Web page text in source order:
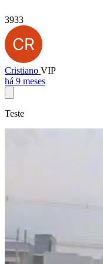
3933
Cristiano VIP
há 9 meses
Teste